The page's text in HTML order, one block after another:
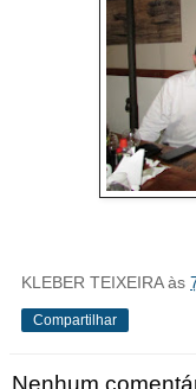
KLEBER TEIXEIRA às
Compartilhar
Nenhum